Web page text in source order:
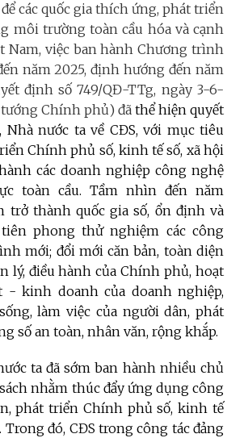
các quốc gia thích ứng, phát triển
môi trường toàn cầu hóa và cạnh
Nam, việc ban hành Chương trình
năm 2025, định hướng đến năm
định số 749/QĐ-TTg, ngày 3-6-
Chính phủ) đã thể hiện quyết
Nhà nước ta về CĐS, với mục tiêu
Chính phủ số, kinh tế số, xã hội
các doanh nghiệp công nghệ
toàn cầu. Tầm nhìn đến năm
trở thành quốc gia số, ổn định và
phong thử nghiệm các công
mới; đổi mới căn bản, toàn diện
lý, điều hành của Chính phủ, hoạt
- kinh doanh của doanh nghiệp,
làm việc của người dân, phát
số an toàn, nhân văn, rộng khắp.
ta đã sớm ban hành nhiều chủ
nhằm thúc đẩy ứng dụng công
phát triển Chính phủ số, kinh tế
Trong đó, CĐS trong công tác đảng